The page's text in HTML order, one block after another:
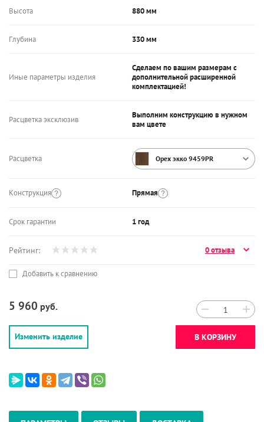
Высота 880 мм
Глубина 330 мм
Иные параметры изделия
Сделаем по вашим размерам с
дополнительной расширенной
комплектацией!
Расцветка эксклюзив
Выполним конструкцию в нужном
вам цвете
Расцветка Орех экко 9459PR
Конструкция Прямая
Срок гарантии 1 год
Рейтинг: 0 отзыва
Добавить к сравнению
5 960 руб. − +
Изменить изделие В КОРЗИНУ